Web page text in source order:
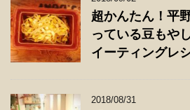
超かんたん！平
っている豆もや
イーティングレ
2018/08/31